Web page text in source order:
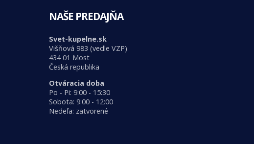
NAŠE PREDAJŇA
Svet-kupelne.sk
Višňová 983 (vedle VZP)
434 01 Most
Česká republika
Otváracia doba
Po - Pi: 9:00 - 15:30
Sobota: 9:00 - 12:00
Nedeľa: zatvorené